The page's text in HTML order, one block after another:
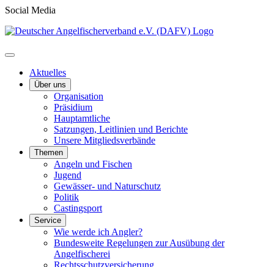
Social Media
Aktuelles
Über uns
Organisation
Präsidium
Hauptamtliche
Satzungen, Leitlinien und Berichte
Unsere Mitgliedsverbände
Themen
Angeln und Fischen
Jugend
Gewässer- und Naturschutz
Politik
Castingsport
Service
Wie werde ich Angler?
Bundesweite Regelungen zur Ausübung der
Angelfischerei
Rechtsschutzversicherung